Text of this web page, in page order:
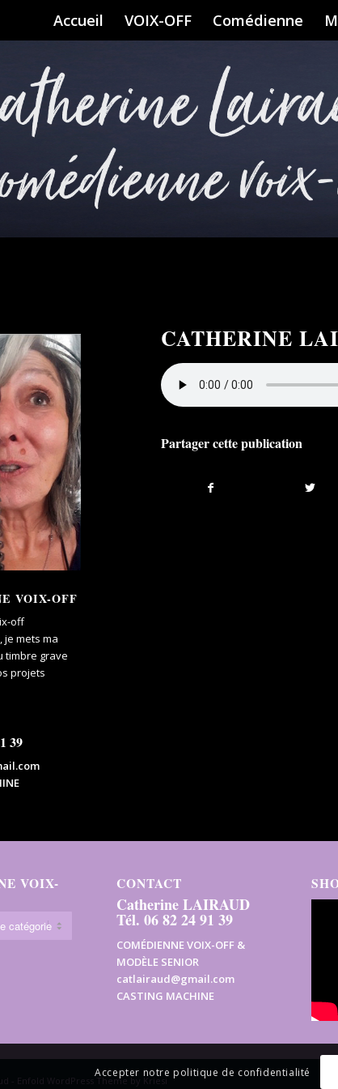
Accueil VOIX-OFF Comédienne
CATHERINE
Partager cette publication
VOIX-OFF
off
mets ma
timbre grave
projets
39
VOIX- CONTACT
Catherine LAIRAUD
Tél. 06 82 24 91 39
COMÉDIENNE VOIX-OFF &
MODÈLE SENIOR
catlairaud@gmail.com
CASTING MACHINE
- Enfold WordPress Theme by Kriesi
Accepter notre politique de confidentialité